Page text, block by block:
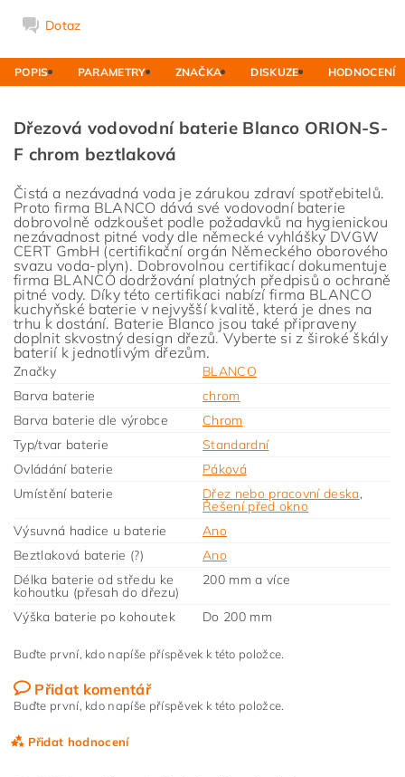
Dotaz
POPIS PARAMETRY ZNAČKA DISKUZE HODNOCENÍ
Dřezová vodovodní baterie Blanco ORION-S-
F chrom beztlaková
Čistá a nezávadná voda je zárukou zdraví spotřebitelů.
Proto firma BLANCO dává své vodovodní baterie
dobrovolně odzkoušet podle požadavků na hygienickou
nezávadnost pitné vody dle německé vyhlášky DVGW
CERT GmbH (certifikační orgán Německého oborového
svazu voda-plyn). Dobrovolnou certifikací dokumentuje
firma BLANCO dodržování platných předpisů o ochraně
pitné vody. Díky této certifikaci nabízí firma BLANCO
kuchyňské baterie v nejvyšší kvalitě, která je dnes na
trhu k dostání. Baterie Blanco jsou také připraveny
doplnit skvostný design dřezů. Vyberte si z široké škály
baterií k jednotlivým dřezům.
Značky
BLANCO
Barva baterie
chrom
Barva baterie dle výrobce
Chrom
Typ/tvar baterie
Standardní
Ovládání baterie
Páková
Umístění baterie
Dřez nebo pracovní deska,
Řešení před okno
Výsuvná hadice u baterie
Ano
Beztlaková baterie (?)
Ano
Délka baterie od středu ke
kohoutku (přesah do dřezu)
200 mm a více
Výška baterie po kohoutek Do 200 mm
Buďte první, kdo napíše příspěvek k této položce.
Přidat komentář
Buďte první, kdo napíše příspěvek k této položce.
Přidat hodnocení